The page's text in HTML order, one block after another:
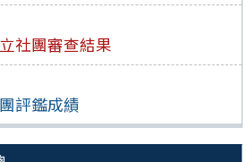
社團審查結果
評鑑成績